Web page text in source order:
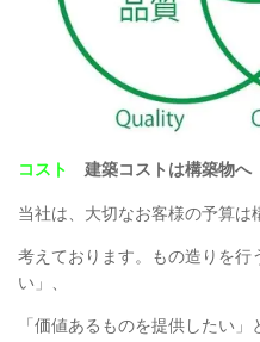
コスト 建築コストは構築物へ
当社は、大切なお客様の予算は
考えております。もの造りを行
い」、
「価値あるものを提供したい」